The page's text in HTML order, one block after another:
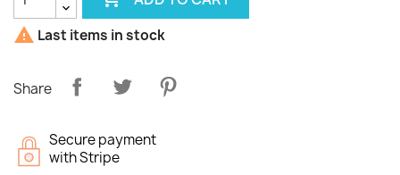
 Last items in stock
Share
Secure payment
with Stripe